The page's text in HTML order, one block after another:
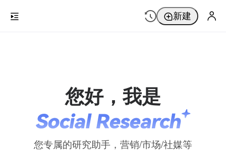
新建
您好，我是
您专属的研究助手，营销/市场/社媒等